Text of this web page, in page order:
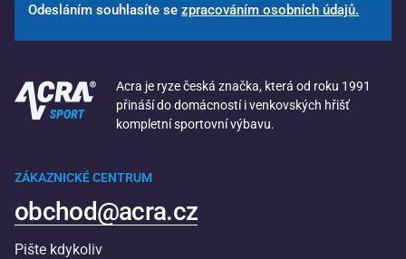
Odesláním souhlasíte se zpracováním osobních údajů.
Acra je ryze česká značka, která od roku 1991
přináší do domácností i venkovských hřišť
kompletní sportovní výbavu.
ZÁKAZNICKÉ CENTRUM
obchod@acra.cz
Pište kdykoliv